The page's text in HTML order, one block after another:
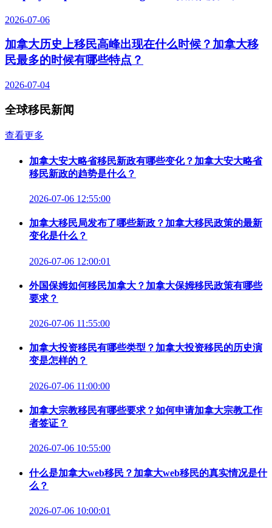
2026-07-06
加拿大历史上移民高峰出现在什么时候？加拿大移
民最多的时候有哪些特点？
2026-07-04
全球移民新闻
查看更多
加拿大安大略省移民新政有哪些变化？加拿大安大略省
移民新政的趋势是什么？
2026-07-06 12:55:00
加拿大移民局发布了哪些新政？加拿大移民政策的最新
变化是什么？
2026-07-06 12:00:01
外国保姆如何移民加拿大？加拿大保姆移民政策有哪些
要求？
2026-07-06 11:55:00
加拿大投资移民有哪些类型？加拿大投资移民的历史演
变是怎样的？
2026-07-06 11:00:00
加拿大宗教移民有哪些要求？如何申请加拿大宗教工作
者签证？
2026-07-06 10:55:00
什么是加拿大web移民？加拿大web移民的真实情况是什
么？
2026-07-06 10:00:01